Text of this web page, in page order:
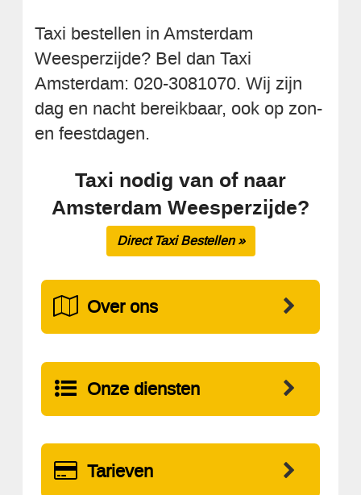
Taxi bestellen in Amsterdam
Weesperzijde? Bel dan Taxi
Amsterdam: 020-3081070. Wij zijn
dag en nacht bereikbaar, ook op zon-
en feestdagen.
Taxi nodig van of naar
Amsterdam Weesperzijde?
Direct Taxi Bestellen »
Over ons
Onze diensten
Tarieven